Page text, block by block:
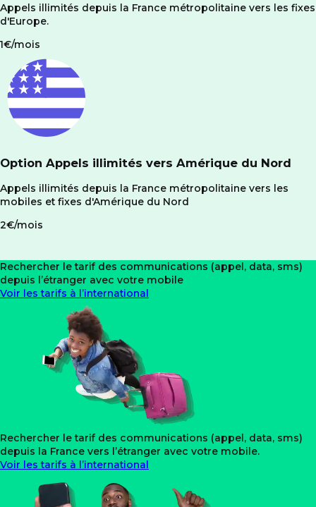
Appels illimités depuis la France métropolitaine vers les fixes
d'Europe.
1€/mois
Option Appels illimités vers Amérique du Nord
Appels illimités depuis la France métropolitaine vers les
mobiles et fixes d'Amérique du Nord
2€/mois
Rechercher le tarif des communications (appel, data, sms)
depuis l’étranger avec votre mobile
Voir les tarifs à l’international
Rechercher le tarif des communications (appel, data, sms)
depuis la France vers l’étranger avec votre mobile.
Voir les tarifs à l’international